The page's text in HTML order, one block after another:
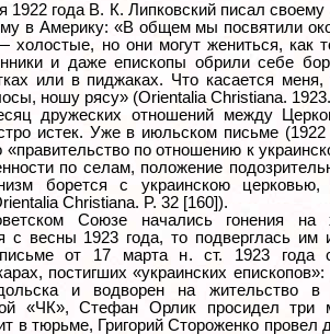
1922 года В. К. Липковский писал
в Америку: «В общем мы посвятили
холостые, но они могут жениться, как
и даже епископы обрили себе
или в пиджаках. Что касается
ношу рясу» (Orientalia Christiana.
дружеских отношений между
истек. Уже в июльском письме
«правительство по отношению к
по селам, положение
борется с украинскою
Christiana. P. 32 [160]).
Союзе начались гонения на
с весны 1923 года, то подверглась им
от 17 марта н. ст. 1923 года
постигших «украинских
и водворен на жительство
«ЧК», Стефан Орлик просидел три
в тюрьме, Григорий Стороженко провел